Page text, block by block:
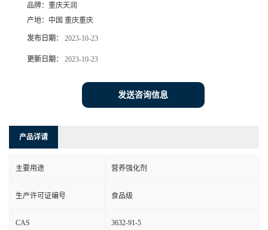
品牌： 重庆天润
产地： 中国 重庆重庆
发布日期： 2023-10-23
更新日期： 2023-10-23
发送咨询信息
产品详请
主要用途 营养强化剂
生产许可证编号 食品级
CAS 3632-91-5